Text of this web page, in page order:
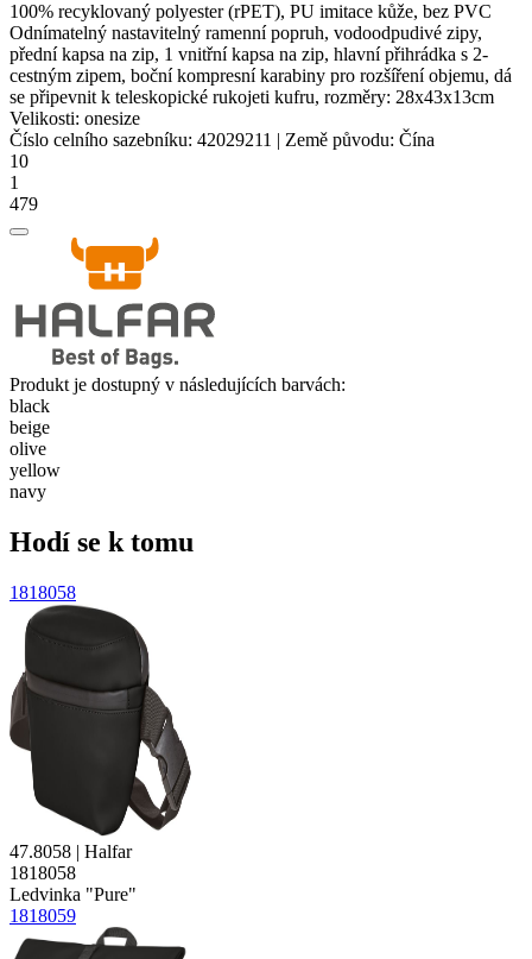
100% recyklovaný polyester(rPET), PU imitace kůže, bez PVC
Odnímatelný nastavitelný ramenní popruh, vodoodpudivé zipy,
přední kapsa na zip, 1 vnitřní kapsa na zip, hlavní přihrádka s 2-
cestným zipem, boční kompresní karabiny pro rozšíření objemu, dá
se připevnit k teleskopické rukojeti kufru, rozměry: 28x43x13cm
Velikosti: onesize
Číslo celního sazebníku: 42029211 | Země původu: Čína
10
1
479
Produkt je dostupný v následujících barvách:
black
beige
olive
yellow
navy
Hodí se k tomu
1818058
47.8058 | Halfar
1818058
Ledvinka "Pure"
1818059